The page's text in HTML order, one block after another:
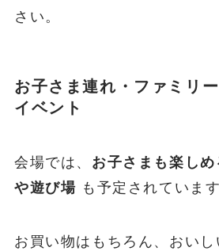
さい。
お子さま連れ・ファミリ
イベント
会場では、 お子さまも楽し
や遊び場 も予定されています
お買い物はもちろん、おい